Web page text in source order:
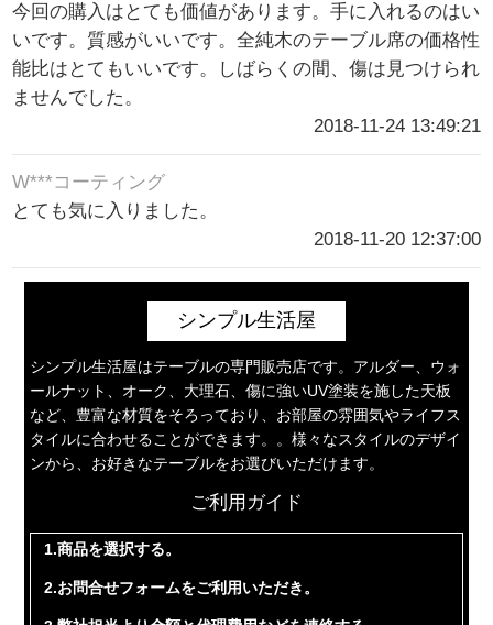
今回の購入はとても価値があります。手に入れるのはい
いです。質感がいいです。全純木のテーブル席の価格性
能比はとてもいいです。しばらくの間、傷は見つけられ
ませんでした。
2018-11-24 13:49:21
W***コーティング
とても気に入りました。
2018-11-20 12:37:00
シンプル生活屋
シンプル生活屋はテーブルの専門販売店です。アルダー、ウォ
ールナット、オーク、大理石、傷に強いUV塗装を施した天板
など、豊富な材質をそろっており、お部屋の雰囲気やライフス
タイルに合わせることができます。。様々なスタイルのデザイ
ンから、お好きなテーブルをお選びいただけます。
ご利用ガイド
1.商品を選択する。
2.お問合せフォームをご利用いただき。